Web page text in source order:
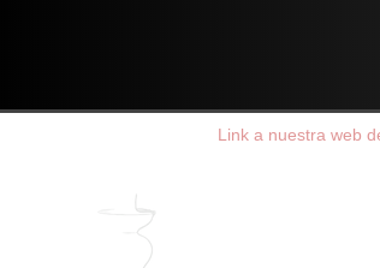
Link a nuestra web